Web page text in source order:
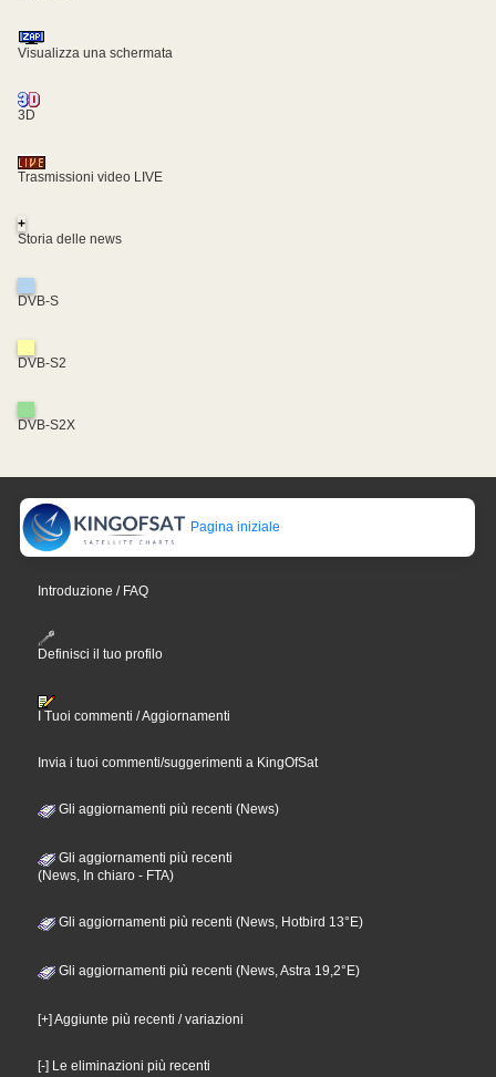
Visualizza una schermata
3D
Trasmissioni video LIVE
+
Storia delle news
DVB-S
DVB-S2
DVB-S2X
Pagina iniziale
Introduzione / FAQ
Definisci il tuo profilo
I Tuoi commenti / Aggiornamenti
Invia i tuoi commenti/suggerimenti a KingOfSat
Gli aggiornamenti più recenti (News)
Gli aggiornamenti più recenti
(News, In chiaro - FTA)
Gli aggiornamenti più recenti (News, Hotbird 13°E)
Gli aggiornamenti più recenti (News, Astra 19,2°E)
[+] Aggiunte più recenti / variazioni
[-] Le eliminazioni più recenti